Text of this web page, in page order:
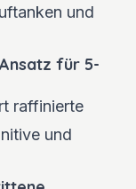
und
für 5-
raffinierte
und